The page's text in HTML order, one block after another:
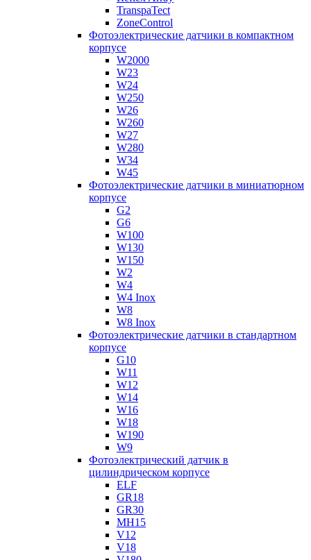
TranspaTect
ZoneControl
Фотоэлектрические датчики в компактном
корпусе
W2000
W23
W24
W250
W26
W260
W27
W280
W34
W45
Фотоэлектрические датчики в миниатюрном
корпусе
G2
G6
W100
W130
W150
W2
W4
W4 Inox
W8
W8 Inox
Фотоэлектрические датчики в стандартном
корпусе
G10
W11
W12
W14
W16
W18
W190
W9
Фотоэлектрический датчик в
цилиндрическом корпусе
ELF
GR18
GR30
MH15
V12
V18